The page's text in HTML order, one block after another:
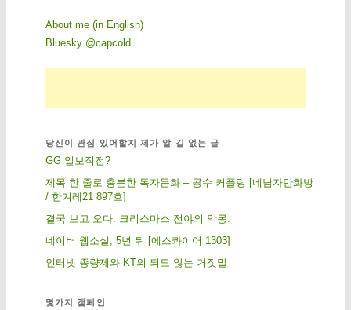
About me (in English)
Bluesky @capcold
당신이 관심 있어할지 제가 알 길 없는 글
GG 일보직전?
제목 한 줄로 충분한 독자문화 – 공수 커플링 [네남자만화방
/ 한겨레21 897호]
결국 보고 오다. 크리스마스 전야의 악몽.
네이버 웹소설, 5년 뒤 [에스콰이어 1303]
인터넷 종량제와 KT의 되도 않는 거짓말
몇가지 캠페인